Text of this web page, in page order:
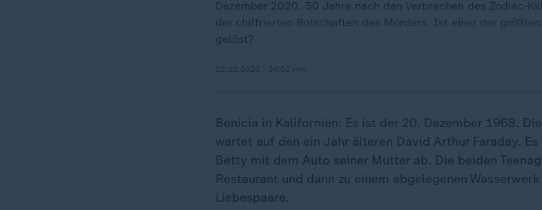
Dezember 2020. 50 Jahre nach den Verbrechen des Zodiac-
der chiffrierten Botschaften des Mörders. Ist einer der größten
gelöst?
Benicia in Kalifornien: Es ist der 20. Dezember 1968.
wartet auf den ein Jahr älteren David Arthur Faraday.
Betty mit dem Auto seiner Mutter ab. Die beiden
Restaurant und dann zu einem abgelegenen
Liebespaare.